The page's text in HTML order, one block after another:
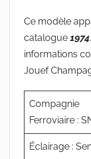
Ce modèle
catalogue 1974
informations
Jouef
Compagnie
Ferroviaire :
Éclairage :